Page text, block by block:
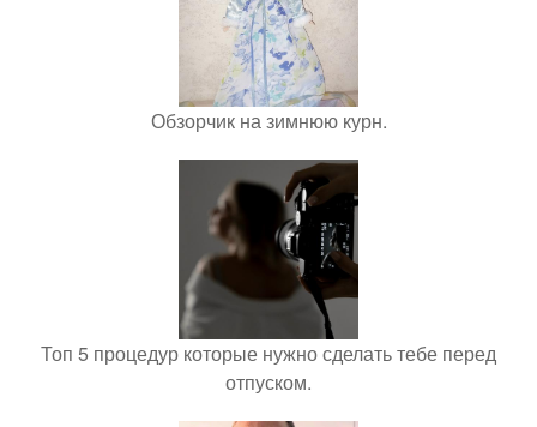
Обзорчик на зимнюю курн.
Топ 5 процедур которые нужно сделать тебе перед
отпуском.